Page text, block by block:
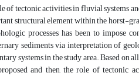
of tectonic activities in fluvial systems
structural element within the horst-
processes has been to impose
sediments via interpretation of
systems in the study area. Based
and then, the role of tectonic